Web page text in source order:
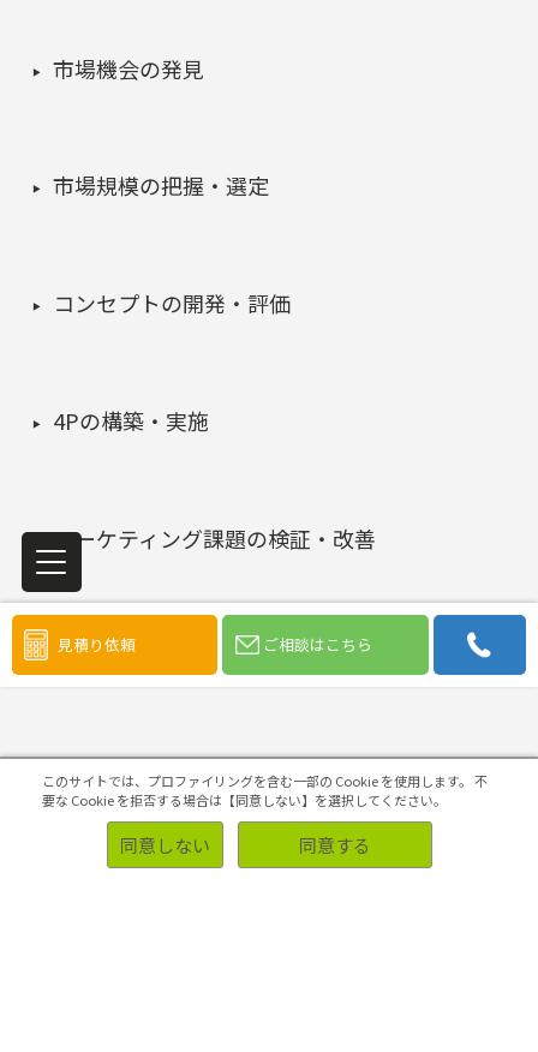
見積り依頼 ご相談はこちら
市場機会の発見
市場規模の把握・選定
コンセプトの開発・評価
4Pの構築・実施
マーケティング課題の検証・改善
初めての方へ
このサイトでは、プロファイリングを含む一部の Cookie を使用します。 不
要な Cookie を拒否する場合は【同意しない】を選択してください。
同意しない 同意する